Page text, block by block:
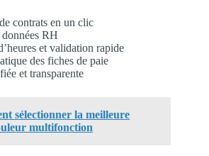
contrats en un clic
RH
et validation rapide
des fiches de paie
et transparente
sélectionner la meilleure
multifonction